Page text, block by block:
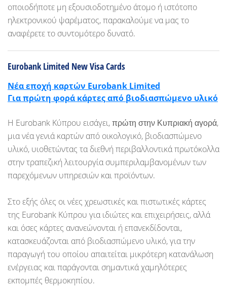
οποιοδήποτε μη εξουσιοδοτημένο άτομο ή ιστότοπο
ηλεκτρονικού ψαρέματος, παρακαλούμε να μας το
αναφέρετε το συντομότερο δυνατό.
Eurobank Limited New Visa Cards
Νέα εποχή καρτών Eurobank Limited
Για πρώτη φορά κάρτες από βιοδιασπώμενο υλικό
Η Eurobank Κύπρου εισάγει,πρώτη στην Κυπριακή αγορά,
μια νέα γενιά καρτών από οικολογικό, βιοδιασπώμενο
υλικό, υιοθετώντας τα διεθνή περιβαλλοντικά πρωτόκολλα
στην τραπεζική λειτουργία συμπεριλαμβανομένων των
παρεχόμενων υπηρεσιών και προϊόντων.
Στο εξής όλες οι νέες χρεωστικές και πιστωτικές κάρτες
της Eurobank Κύπρου για ιδιώτες και επιχειρήσεις, αλλά
και όσες κάρτες ανανεώνονται ή επανεκδίδονται,
κατασκευάζονται από βιοδιασπώμενο υλικό, για την
παραγωγή του οποίου απαιτείται μικρότερη κατανάλωση
ενέργειας και παράγονται σημαντικά χαμηλότερες
εκπομπές θερμοκηπίου.